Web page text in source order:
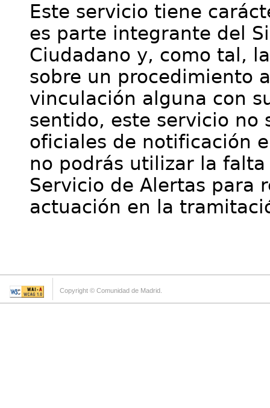
Este servicio tiene
es parte integrante del
Ciudadano y, como tal,
sobre un procedimiento
vinculación alguna con
sentido, este servicio no
oficiales de notificación
no podrás utilizar la
Servicio de Alertas para
actuación en la
Copyright © Comunidad de Madrid.